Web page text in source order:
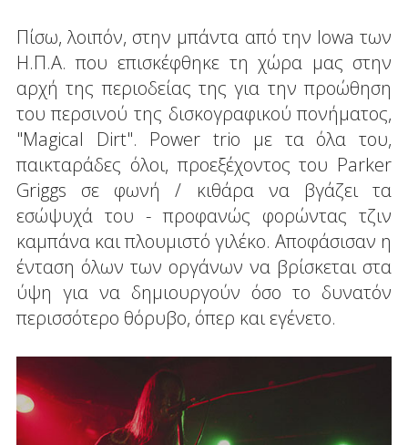
Πίσω, λοιπόν, στην μπάντα από την Iowa των
Η.Π.Α. που επισκέφθηκε τη χώρα μας στην
αρχή της περιοδείας της για την προώθηση
του περσινού της δισκογραφικού πονήματος,
"Magical Dirt". Power trio με τα όλα του,
παικταράδες όλοι, προεξέχοντος του Parker
Griggs σε φωνή / κιθάρα να βγάζει τα
εσώψυχά του - προφανώς φορώντας τζιν
καμπάνα και πλουμιστό γιλέκο. Αποφάσισαν η
ένταση όλων των οργάνων να βρίσκεται στα
ύψη για να δημιουργούν όσο το δυνατόν
περισσότερο θόρυβο, όπερ και εγένετο.